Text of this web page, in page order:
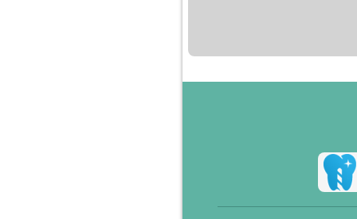
pentru bani.